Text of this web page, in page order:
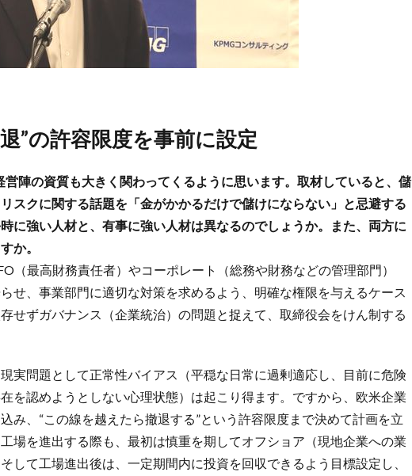
退”の許容限度を事前に設定
陣の資質も大きく関わってくるように思います。取材していると、儲
スクに関する話題を「金がかかるだけで儲けにならない」と忌避する
に強い人材と、有事に強い人材は異なるのでしょうか。また、両方に
か。
（最高財務責任者）やコーポレート（総務や財務などの管理部門）
せ、事業部門に適切な対策を求めるよう、明確な権限を与えるケース
せずガバナンス（企業統治）の問題と捉えて、取締役会をけん制する
実問題として正常性バイアス（平穏な日常に過剰適応し、目前に危険
を認めようとしない心理状態）は起こり得ます。ですから、欧米企業
み、“この線を越えたら撤退する”という許容限度まで決めて計画を立
場を進出する際も、最初は慎重を期してオフショア（現地企業への業
して工場進出後は、一定期間内に投資を回収できるよう目標設定し、